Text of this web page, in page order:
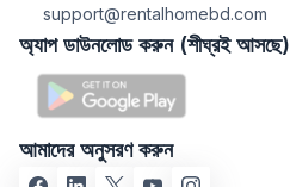
support@rentalhomebd.com
অ্যাপ ডাউনলোড করুন (শীঘ্রই আসছে)
আমাদের অনুসরণ করুন